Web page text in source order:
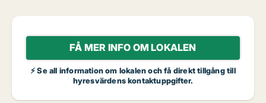
FÅ MER INFO OM LOKALEN
⚡ Se all information om lokalen och få direkt tillgång till
hyresvärdens kontaktuppgifter.